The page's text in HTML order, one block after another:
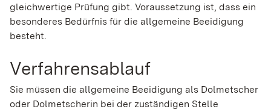
gleichwertige Prüfung gibt. Voraussetzung ist, dass ein
besonderes Bedürfnis für die allgemeine Beeidigung
besteht.
Verfahrensablauf
Sie müssen die allgemeine Beeidigung als Dolmetscher
oder Dolmetscherin bei der zuständigen Stelle